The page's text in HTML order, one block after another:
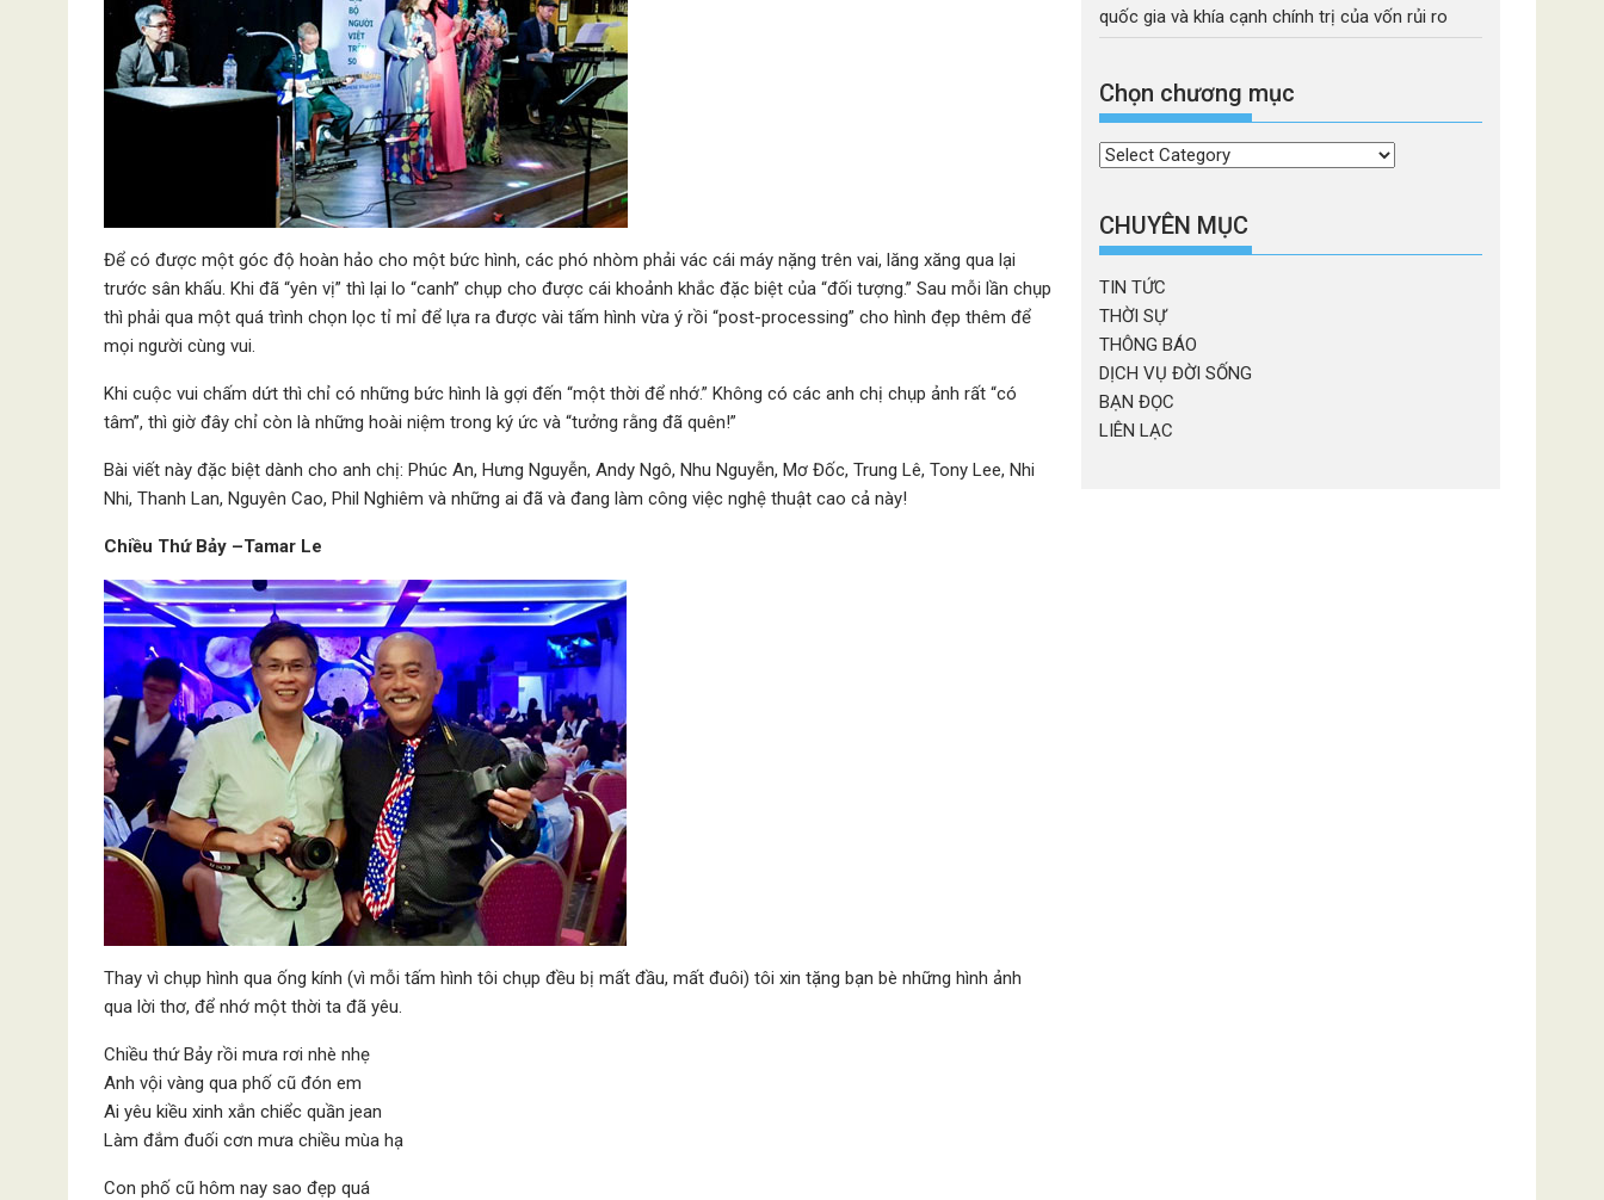
Để có được một góc độ hoàn hảo cho một bức hình, các phó nhòm phải vác cái máy nặng trên vai, lăng xăng qua lại
trước sân khấu. Khi đã “yên vị” thì lại lo “canh” chụp cho được cái khoảnh khắc đặc biệt của “đối tượng.” Sau mỗi lần chụp
thì phải qua một quá trình chọn lọc tỉ mỉ để lựa ra được vài tấm hình vừa ý rồi “post-processing” cho hình đẹp thêm để
mọi người cùng vui.
Khi cuộc vui chấm dứt thì chỉ có những bức hình là gợi đến “một thời để nhớ.” Không có các anh chị chụp ảnh rất “có
tâm”, thì giờ đây chỉ còn là những hoài niệm trong ký ức và “tưởng rằng đã quên!”
Bài viết này đặc biệt dành cho anh chị: Phúc An, Hưng Nguyễn, Andy Ngô, Nhu Nguyễn, Mơ Đốc, Trung Lê, Tony Lee, Nhi
Nhi, Thanh Lan, Nguyên Cao, Phil Nghiêm và những ai đã và đang làm công việc nghệ thuật cao cả này!
Chiều Thứ Bảy –Tamar Le
Thay vì chụp hình qua ống kính (vì mỗi tấm hình tôi chụp đều bị mất đầu, mất đuôi) tôi xin tặng bạn bè những hình ảnh
qua lời thơ, để nhớ một thời ta đã yêu.
Chiều thứ Bảy rồi mưa rơi nhè nhẹ
Anh vội vàng qua phố cũ đón em
Ai yêu kiều xinh xắn chiểc quần jean
Làm đắm đuối cơn mưa chiều mùa hạ
Con phố cũ hôm nay sao đẹp quá
quốc gia và khía cạnh chính trị của vốn rủi ro
Chọn chương mục
Chọn
mục
CHUYÊN MỤC
TIN TỨC
THỜI SỰ
THÔNG BÁO
DỊCH VỤ ĐỜI SỐNG
BẠN ĐỌC
LIÊN LẠC